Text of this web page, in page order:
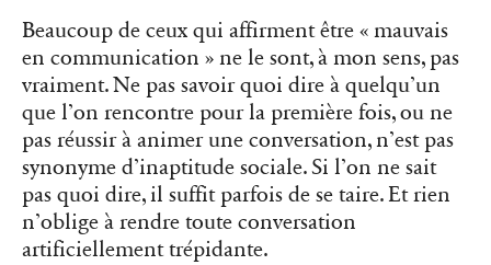
Beaucoup de ceux qui affirment être « mauvais
en communication » ne le sont, à mon sens, pas
vraiment. Ne pas savoir quoi dire à quelqu’un
que l’on rencontre pour la première fois, ou ne
pas réussir à animer une conversation, n’est pas
synonyme d’inaptitude sociale. Si l’on ne sait
pas quoi dire, il suffit parfois de se taire. Et rien
n’oblige à rendre toute conversation
artificiellement trépidante.